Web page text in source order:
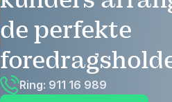
de perfekte
Ring: 911 16 989